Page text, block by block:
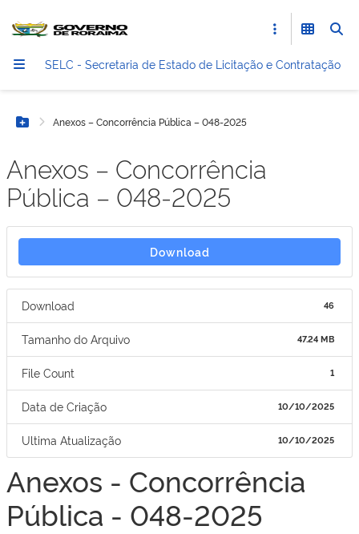
SELC - Secretaria de Estado de Licitação e Contratação
Botão Menu
Anexos – Concorrência Pública – 048-2025
Anexos – Concorrência
Pública – 048-2025
Download
Download 46
Tamanho do Arquivo 47.24 MB
File Count 1
Data de Criação 10/10/2025
Ultima Atualização 10/10/2025
Anexos - Concorrência
Pública - 048-2025